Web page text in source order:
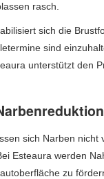
rasch.
sich die
sind
unterstützt den
sich Narben
Esteaura werden
zu